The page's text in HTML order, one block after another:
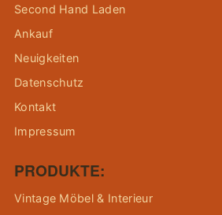
Second Hand Laden
Ankauf
Neuigkeiten
Datenschutz
Kontakt
Impressum
PRODUKTE:
Vintage Möbel & Interieur